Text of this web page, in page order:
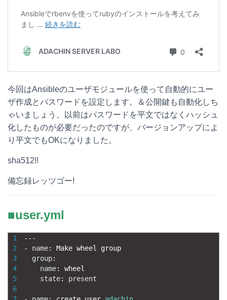
今回はAnsibleのユーザモジュールを使って自動的にユー
ザ作成とパスワードを設定します。＆公開鍵も自動化しち
ゃいましょう。以前はパスワードを平文ではなくハッシュ
化したものが必要だったのですが、バージョンアップによ
り平文でもOKになりました。
sha512!!
備忘録レッツゴー!
■user.yml
1
2
3
4
5
6
-- -
-
name: Make wheel group
group:
name:
wheel
state: present